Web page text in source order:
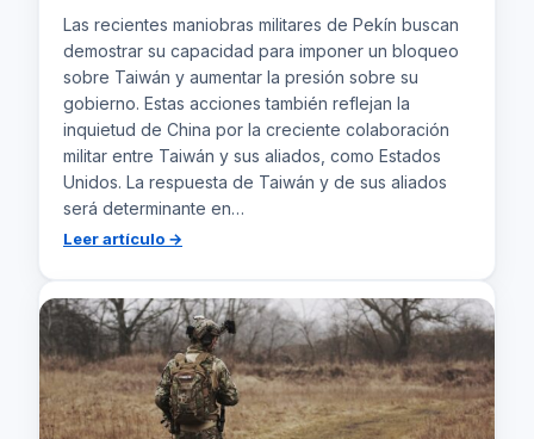
Las recientes maniobras militares de Pekín buscan
demostrar su capacidad para imponer un bloqueo
sobre Taiwán y aumentar la presión sobre su
gobierno. Estas acciones también reflejan la
inquietud de China por la creciente colaboración
militar entre Taiwán y sus aliados, como Estados
Unidos. La respuesta de Taiwán y de sus aliados
será determinante en…
Leer artículo →
maniobras
militares
en
torno
a
Taiwán